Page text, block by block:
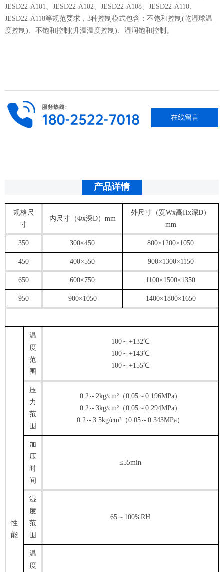
JESD22-A101、JESD22-A102、JESD22-A108、JESD22-A110、
JESD22-A118等规范要求，3种控制模式包含：不饱和控制(乾湿球温
度控制)、不饱和控制(升温温度控制)、湿润饱和控制。
在线留言
产品详情
规格尺
寸
内尺寸（Φx深D）mm
外尺寸（宽Wx高Hx深D）
mm
350 300×450 800×1200×1050
450 400×550 900×1300×1150
650 600×750 1100×1500×1350
950 900×1050 1400×1800×1650
性
能
温
度
范
围
100～+132℃
100～+143℃
100～+155℃
压
力
范
围
0.2～2kg/cm²（0.05～0.196MPa）
0.2～3kg/cm²（0.05～0.294MPa）
0.2～3.5kg/cm²（0.05～0.343MPa）
加
压
时
间
≤55min
湿
度
范
围
65～100%RH
温
度